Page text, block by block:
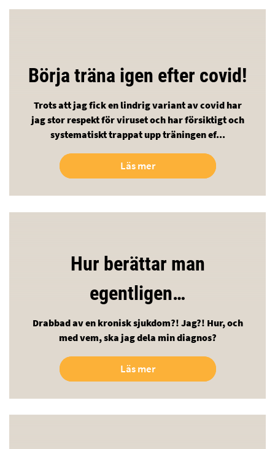
Börja träna igen efter covid!
Trots att jag fick en lindrig variant av covid har
jag stor respekt för viruset och har försiktigt och
systematiskt trappat upp träningen ef...
Läs mer
Hur berättar man
egentligen…
Drabbad av en kronisk sjukdom?! Jag?! Hur, och
med vem, ska jag dela min diagnos?
Läs mer